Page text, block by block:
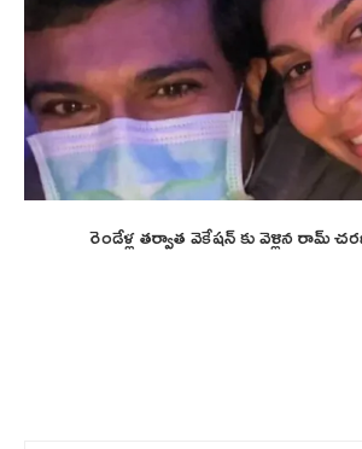
రెండేళ్ల తర్వాత వెకేషన్ కు వెళ్లిన రామ్